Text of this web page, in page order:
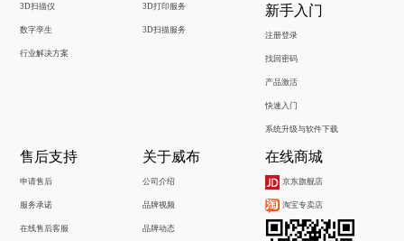
3D扫描仪
数字孪生
行业解决方案
3D打印服务
3D扫描服务
新手入门
注册登录
找回密码
产品激活
快速入门
系统升级与软件下载
售后支持
申请售后
服务承诺
在线售后客服
关于威布
公司介绍
品牌视频
品牌动态
在线商城
京东旗舰店
淘宝专卖店